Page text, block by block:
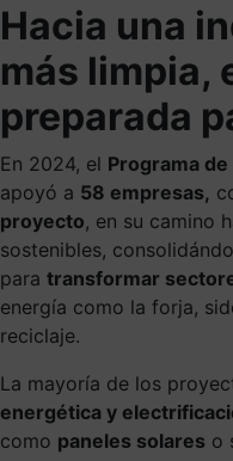
Hacia una
más limpia,
preparada
En 2024, el Programa
apoyó a 58 empresas,
proyecto, en su camino
sostenibles,
para transformar
energía como la forja,
reciclaje.
La mayoría de los
energética y
como paneles solares o